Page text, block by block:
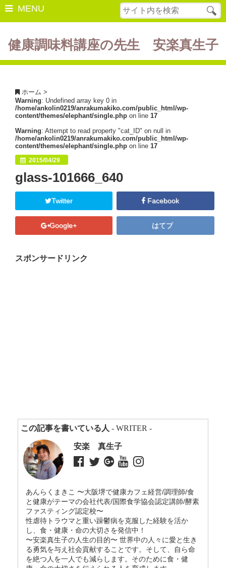
MENU
開催中の講座
ダイエット
レシピ
酵素ファスティング
断薬方法・体験談
プロフィール
健康調味料講座の先生 安楽真生子
ホーム >
Warning: Undefined array key 0 in
/home/ankolin0219/anrakumakiko.com/public_html/wp-
content/themes/elephant/single.php on line 17
Warning: Attempt to read property "cat_ID" on null in
/home/ankolin0219/anrakumakiko.com/public_html/wp-
content/themes/elephant/single.php on line 17
2015/04/29
glass-101666_640
Twitter Facebook
Google+ はてブ
スポンサードリンク
この記事を書いている人 - WRITER -
あんらくまきこ 〜大阪堺で健康カフェ経営/調理師/食
と健康がテーマの会社代表/国際食学協会認定講師/酵素
ファスティング認定校〜
性虐待トラウマと重い躁鬱病を克服した経験を活か
し、食・健康・命の大切さを発信中！
〜安楽真生子の人生の目的〜 世界中の人々に愛と生き
る勇気を与え社会貢献することです。そして、自ら命
を絶つ人を一人でも減らします。そのために食・健
安楽 真生子